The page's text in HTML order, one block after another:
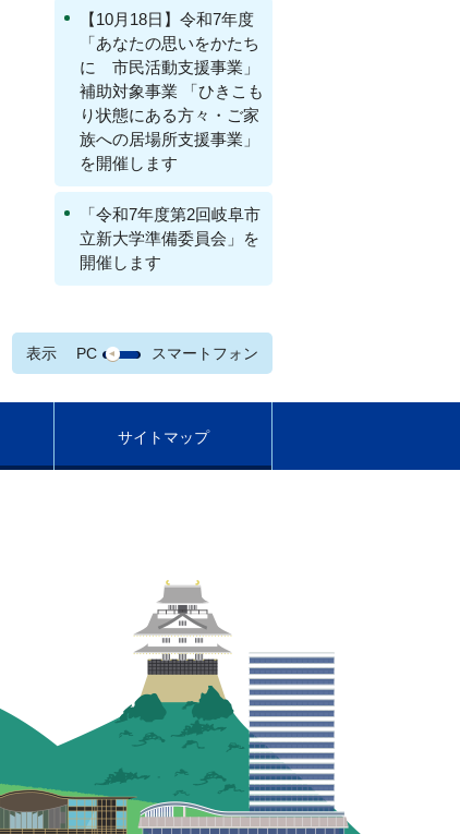
【10月18日】令和7年度
「あなたの思いをかたち
に 市民活動支援事業」
補助対象事業 「ひきこも
り状態にある方々・ご家
族への居場所支援事業」
を開催します
「令和7年度第2回岐阜市
立新大学準備委員会」を
開催します
表示 PC スマートフォン
サイトマップ